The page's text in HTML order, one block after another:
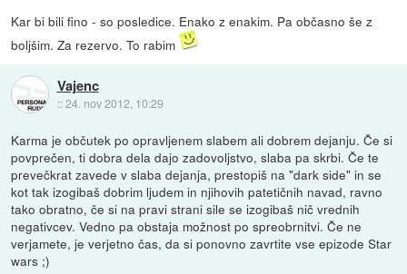
Kar bi bili fino - so posledice. Enako z enakim. Pa občasno še z
boljšim. Za rezervo. To rabim
Vajenc
::24. nov 2012, 10:29
Karma je občutek po opravljenem slabem ali dobrem dejanju. Če si
povprečen, ti dobra dela dajo zadovoljstvo, slaba pa skrbi. Če te
prevečkrat zavede v slaba dejanja, prestopiš na "dark side" in se
kot tak izogibaš dobrim ljudem in njihovih patetičnih navad, ravno
tako obratno, če si na pravi strani sile se izogibaš nič vrednih
negativcev. Vedno pa obstaja možnost po spreobrnitvi. Če ne
verjamete, je verjetno čas, da si ponovno zavrtite vse epizode Star
wars ;)